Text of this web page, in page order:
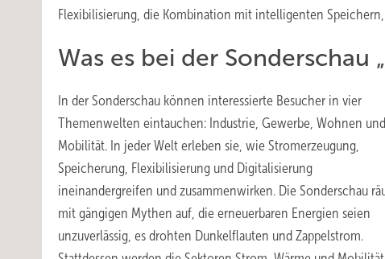
Flexibilisierung, die Kombination mit intelligenten
Was es bei der Sonderschau
In der Sonderschau können interessierte Besucher in vier
Themenwelten eintauchen: Industrie, Gewerbe, Wohnen und
Mobilität. In jeder Welt erleben sie, wie Stromerzeugung,
Speicherung, Flexibilisierung und Digitalisierung
ineinandergreifen und zusammenwirken. Die Sonderschau
mit gängigen Mythen auf, die erneuerbaren Energien seien
unzuverlässig, es drohten Dunkelflauten und Zappelstrom.